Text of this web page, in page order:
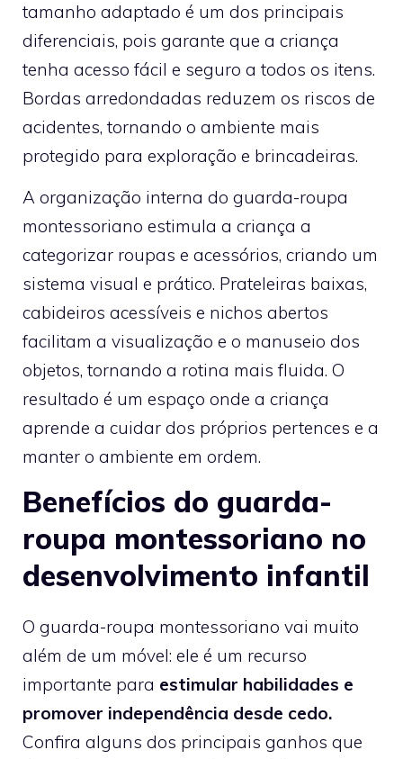
tamanho adaptado é um dos principais
diferenciais, pois garante que a criança
tenha acesso fácil e seguro a todos os itens.
Bordas arredondadas reduzem os riscos de
acidentes, tornando o ambiente mais
protegido para exploração e brincadeiras.
A organização interna do guarda-roupa
montessoriano estimula a criança a
categorizar roupas e acessórios, criando um
sistema visual e prático. Prateleiras baixas,
cabideiros acessíveis e nichos abertos
facilitam a visualização e o manuseio dos
objetos, tornando a rotina mais fluida. O
resultado é um espaço onde a criança
aprende a cuidar dos próprios pertences e a
manter o ambiente em ordem.
Benefícios do guarda-
roupa montessoriano no
desenvolvimento infantil
O guarda-roupa montessoriano vai muito
além de um móvel: ele é um recurso
importante para estimular habilidades e
promover independência desde cedo.
Confira alguns dos principais ganhos que